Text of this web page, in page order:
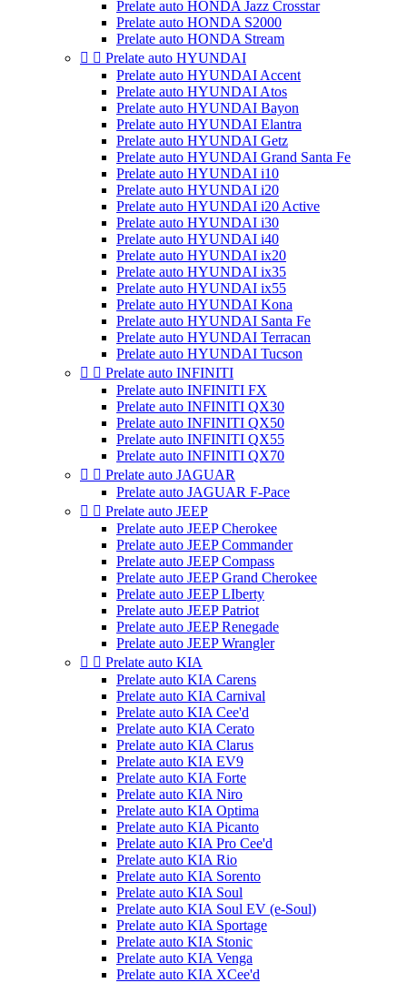
Prelate auto HONDA Jazz Crosstar
Prelate auto HONDA S2000
Prelate auto HONDA Stream
  Prelate auto HYUNDAI
Prelate auto HYUNDAI Accent
Prelate auto HYUNDAI Atos
Prelate auto HYUNDAI Bayon
Prelate auto HYUNDAI Elantra
Prelate auto HYUNDAI Getz
Prelate auto HYUNDAI Grand Santa Fe
Prelate auto HYUNDAI i10
Prelate auto HYUNDAI i20
Prelate auto HYUNDAI i20 Active
Prelate auto HYUNDAI i30
Prelate auto HYUNDAI i40
Prelate auto HYUNDAI ix20
Prelate auto HYUNDAI ix35
Prelate auto HYUNDAI ix55
Prelate auto HYUNDAI Kona
Prelate auto HYUNDAI Santa Fe
Prelate auto HYUNDAI Terracan
Prelate auto HYUNDAI Tucson
  Prelate auto INFINITI
Prelate auto INFINITI FX
Prelate auto INFINITI QX30
Prelate auto INFINITI QX50
Prelate auto INFINITI QX55
Prelate auto INFINITI QX70
  Prelate auto JAGUAR
Prelate auto JAGUAR F-Pace
  Prelate auto JEEP
Prelate auto JEEP Cherokee
Prelate auto JEEP Commander
Prelate auto JEEP Compass
Prelate auto JEEP Grand Cherokee
Prelate auto JEEP LIberty
Prelate auto JEEP Patriot
Prelate auto JEEP Renegade
Prelate auto JEEP Wrangler
  Prelate auto KIA
Prelate auto KIA Carens
Prelate auto KIA Carnival
Prelate auto KIA Cee'd
Prelate auto KIA Cerato
Prelate auto KIA Clarus
Prelate auto KIA EV9
Prelate auto KIA Forte
Prelate auto KIA Niro
Prelate auto KIA Optima
Prelate auto KIA Picanto
Prelate auto KIA Pro Cee'd
Prelate auto KIA Rio
Prelate auto KIA Sorento
Prelate auto KIA Soul
Prelate auto KIA Soul EV (e-Soul)
Prelate auto KIA Sportage
Prelate auto KIA Stonic
Prelate auto KIA Venga
Prelate auto KIA XCee'd